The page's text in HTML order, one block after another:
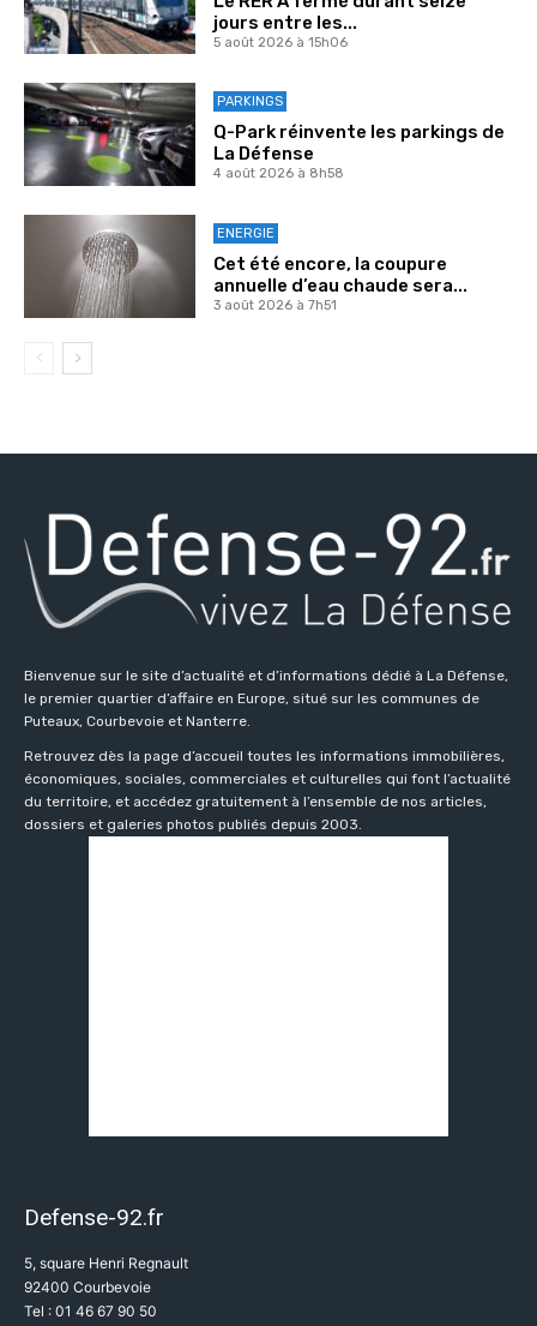
jours entre les...
5 août 2026 à 15h06
PARKINGS
Q-Park réinvente les parkings de
La Défense
4 août 2026 à 8h58
ENERGIE
Cet été encore, la coupure
annuelle d’eau chaude sera...
3 août 2026 à 7h51
Bienvenue sur le site d’actualité et d’informations dédié à La Défense,
le premier quartier d’affaire en Europe, situé sur les communes de
Puteaux, Courbevoie et Nanterre.
Retrouvez dès la page d’accueil toutes les informations immobilières,
économiques, sociales, commerciales et culturelles qui font l’actualité
du territoire, et accédez gratuitement à l’ensemble de nos articles,
dossiers et galeries photos publiés depuis 2003.
Defense-92.fr
5, square Henri Regnault
92400 Courbevoie
Tel : 01 46 67 90 50